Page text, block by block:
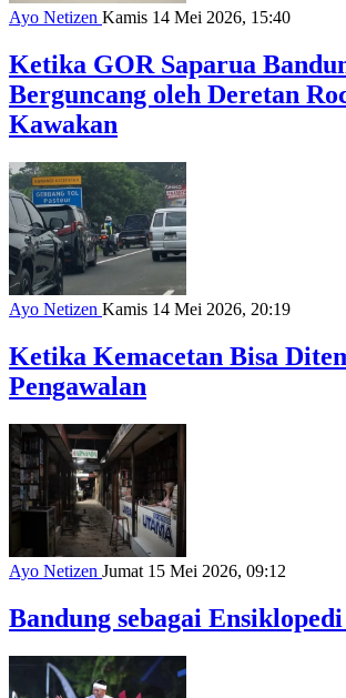
Ayo Netizen Kamis 14 Mei 2026, 15:40
Ketika GOR Saparua
Berguncang oleh Deretan
Kawakan
Ayo Netizen Kamis 14 Mei 2026, 20:19
Ketika Kemacetan Bisa
Pengawalan
Ayo Netizen Jumat 15 Mei 2026, 09:12
Bandung sebagai